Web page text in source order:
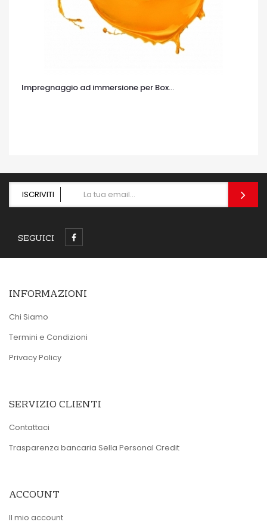
Impregnaggio ad immersione per Box...
ISCRIVITI
SEGUICI
INFORMAZIONI
Chi Siamo
Termini e Condizioni
Privacy Policy
SERVIZIO CLIENTI
Contattaci
Trasparenza bancaria Sella Personal Credit
ACCOUNT
Il mio account